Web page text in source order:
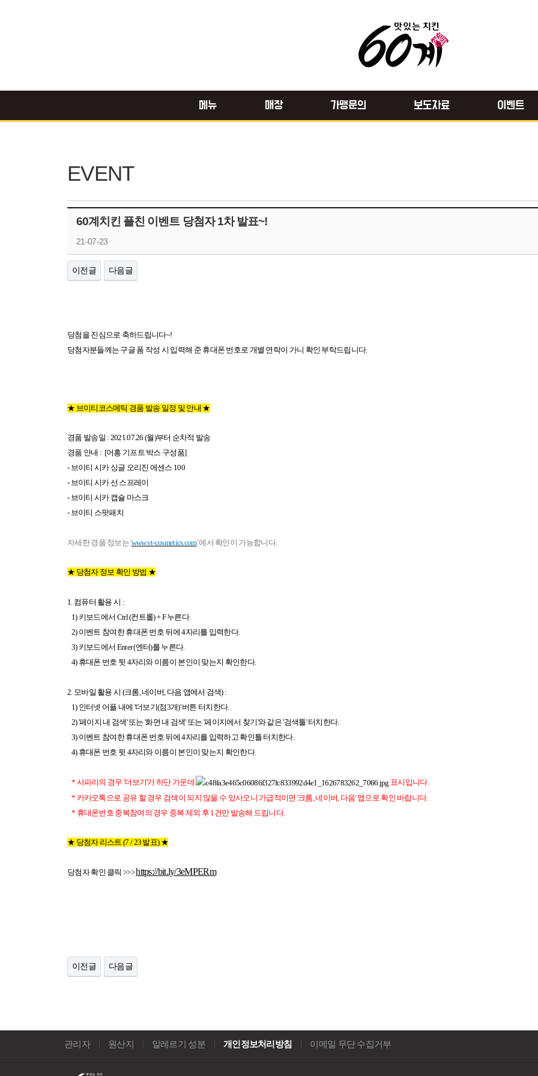
메뉴 매장 가맹문의 보도자료 이벤트
EVENT
60계치킨 플친 이벤트 당첨자 1차 발표~!
21-07-23
이전글 다음글
당첨을 진심으로 축하드립니다~!
당첨자분들께는 구글 폼 작성 시 입력해 준 휴대폰 번호로 개별 연락이 가니 확인 부탁드립니다.
★ 브이티코스메틱 경품 발송 일정 및 안내 ★
경품 발송일 : 2021.07.26 (월)부터 순차적 발송
경품 안내 : [어흥 기프트 박스 구성품]
- 브이티 시카 싱글 오리진 에센스 100
- 브이티 시카 선 스프레이
- 브이티 시카 캡슐 마스크
- 브이티 스팟패치
자세한 경품 정보는 'www.vt-cosmetics.com' 에서 확인이 가능합니다.
★ 당첨자 정보 확인 방법 ★
1. 컴퓨터 활용 시 :
1) 키보드에서 Ctrl (컨트롤) + F 누른다.
2) 이벤트 참여한 휴대폰 번호 뒤에 4자리를 입력한다.
3) 키보드에서 Enter (엔터)를 누른다.
4) 휴대폰 번호 뒷 4자리와 이름이 본인이 맞는지 확인한다.
2. 모바일 활용 시 (크롬, 네이버, 다음 앱에서 검색) :
1) 인터넷 어플 내에 '더보기(점3개)' 버튼 터치한다.
2) '페이지 내 검색' 또는 '화면 내 검색' 또는 '페이지에서 찾기'와 같은 '검색툴' 터치한다.
3) 이벤트 참여한 휴대폰 번호 뒤에 4자리를 입력하고 확인틀 터치한다.
4) 휴대폰 번호 뒷 4자리와 이름이 본인이 맞는지 확인한다.
* 사파리의 경우 '더보기'가 하단 가운데
표시입니다.
* 카카오톡으로 공유 할 경우 검색이 되지 않을 수 있사오니 가급적이면 '크롬, 네이버, 다음' 앱으로 확인 바랍니다.
* 휴대폰번호 중복참여의 경우 중복 제외 후 1건만 발송해 드립니다.
★ 당첨자 리스트 (7 / 23 발표) ★
당첨자 확인 클릭 >>>https://bit.ly/3eMPERm
이전글 다음글
관리자 원산지 알레르기 성분 개인정보처리방침 이메일 무단 수집거부